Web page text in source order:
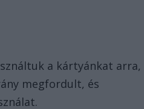
a kártyánkat arra,
megfordult, és